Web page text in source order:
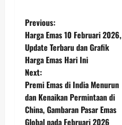
P
o
s
t
n
Previous:
Harga Emas 10 Februari 2026,
Update Terbaru dan Grafik
Harga Emas Hari Ini
Next:
Premi Emas di India Menurun
dan Kenaikan Permintaan di
China, Gambaran Pasar Emas
Global pada Februari 2026